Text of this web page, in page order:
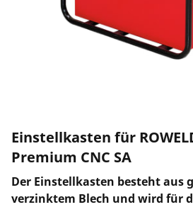
Unternehmen und Karriere
Einstellkasten für
Premium CNC SA
Der Einstellkasten besteht aus
verzinktem Blech und wird für